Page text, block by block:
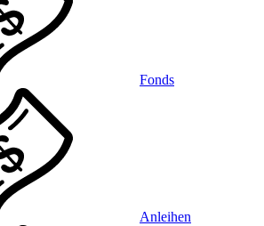
Fonds
Anleihen